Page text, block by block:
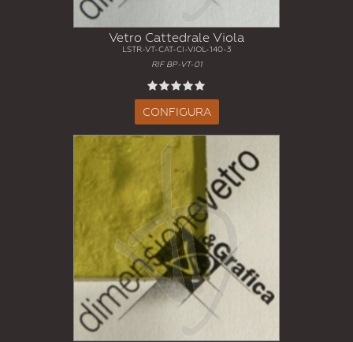
Vetro Cattedrale Viola
LSTR-VT-CAT-CI-VIOL-140-3
RIF BP-VT-01
CONFIGURA